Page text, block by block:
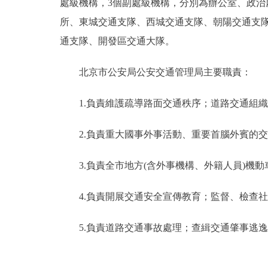
政務服務
個人服務
便民服務
仲介服務
政民互動
12345網上接訴即辦
處級機構，3個副處級機構，分別為辦公室、政
所、東城交通支隊、西城交通支隊、朝陽交通
通支隊、開發區交通大隊。
北京市公安局公安交通管理局主要職責：
1.負責維護疏導路面交通秩序；道路交通組織
2.負責重大國事外事活動、重要首腦外賓的交
3.負責全市地方(含外事機構、外籍人員)機動
4.負責開展交通安全宣傳教育；監督、檢查社
5.負責道路交通事故處理；查緝交通肇事逃